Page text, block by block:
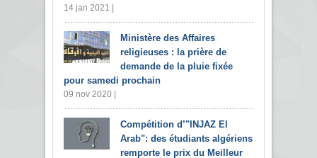
14 jan 2021 |
Ministère des Affaires
religieuses : la prière de
demande de la pluie fixée
pour samedi prochain
09 nov 2020 |
Compétition d’"INJAZ El
Arab": des étudiants algériens
remporte le prix du Meilleur